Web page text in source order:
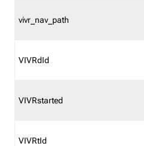
vivr_nav_path
VIVRdId
VIVRstarted
VIVRtId